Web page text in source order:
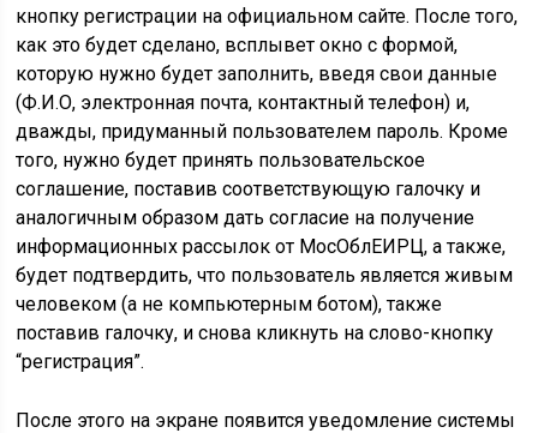
кнопку регистрации на официальном сайте. После того,
как это будет сделано, всплывет окно с формой,
которую нужно будет заполнить, введя свои данные
(Ф.И.О, электронная почта, контактный телефон) и,
дважды, придуманный пользователем пароль. Кроме
того, нужно будет принять пользовательское
соглашение, поставив соответствующую галочку и
аналогичным образом дать согласие на получение
информационных рассылок от МосОблЕИРЦ, а также,
будет подтвердить, что пользователь является живым
человеком (а не компьютерным ботом), также
поставив галочку, и снова кликнуть на слово-кнопку
“регистрация”.
После этого на экране появится уведомление системы